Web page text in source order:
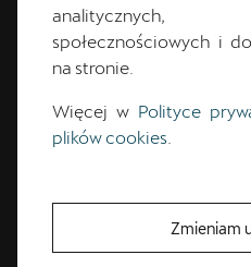
Umów się na
przekonaj się, jak
każdą podróż w
Umów się
analitycznych,
społecznościowych i
na stronie.
Więcej w Polityce
plików cookies
Zmieniam